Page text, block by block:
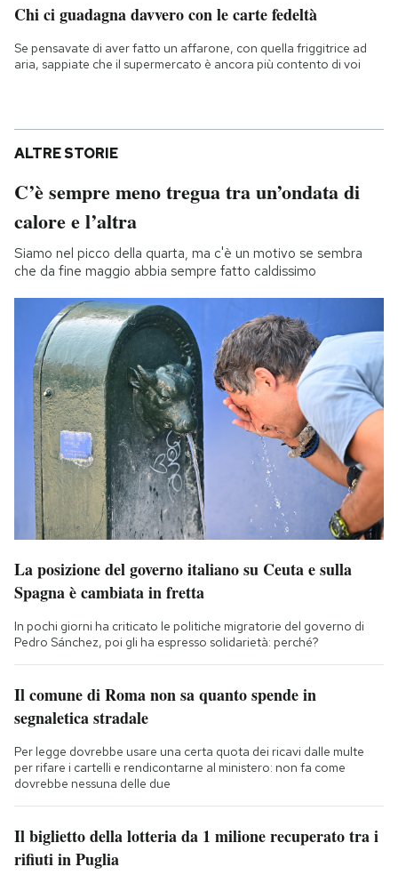
Chi ci guadagna davvero con le carte fedeltà
Se pensavate di aver fatto un affarone, con quella friggitrice ad
aria, sappiate che il supermercato è ancora più contento di voi
ALTRE STORIE
C’è sempre meno tregua tra un’ondata di
calore e l’altra
Siamo nel picco della quarta, ma c'è un motivo se sembra
che da fine maggio abbia sempre fatto caldissimo
La posizione del governo italiano su Ceuta e sulla
Spagna è cambiata in fretta
In pochi giorni ha criticato le politiche migratorie del governo di
Pedro Sánchez, poi gli ha espresso solidarietà: perché?
Il comune di Roma non sa quanto spende in
segnaletica stradale
Per legge dovrebbe usare una certa quota dei ricavi dalle multe
per rifare i cartelli e rendicontarne al ministero: non fa come
dovrebbe nessuna delle due
Il biglietto della lotteria da 1 milione recuperato tra i
rifiuti in Puglia